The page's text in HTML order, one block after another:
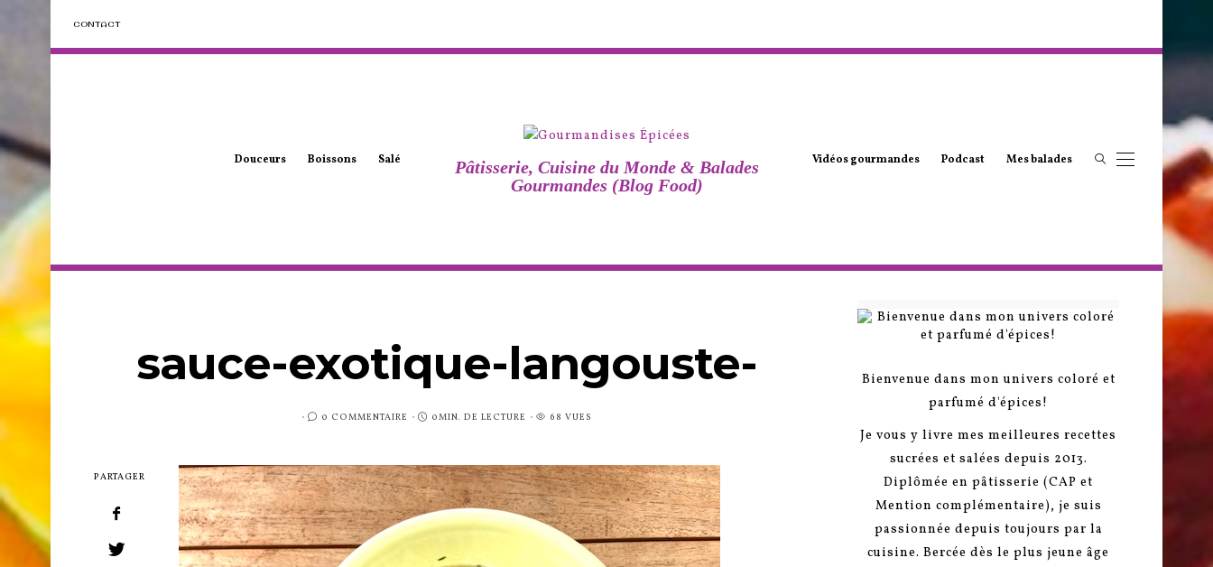
CONTACT
Douceurs Boissons Salé
Pâtisserie, Cuisine du Monde & Balades
Gourmandes (Blog Food)
Vidéos gourmandes Podcast Mes balades
sauce-exotique-langouste-
PUBLIÉ0 COMMENTAIRE 0MIN. DE LECTURE 68 VUES
PARTAGER
Bienvenue dans mon univers coloré et
parfumé d'épices!
Je vous y livre mes meilleures recettes
sucrées et salées depuis 2013.
Diplômée en pâtisserie (CAP et
Mention complémentaire), je suis
passionnée depuis toujours par la
cuisine. Bercée dès le plus jeune âge